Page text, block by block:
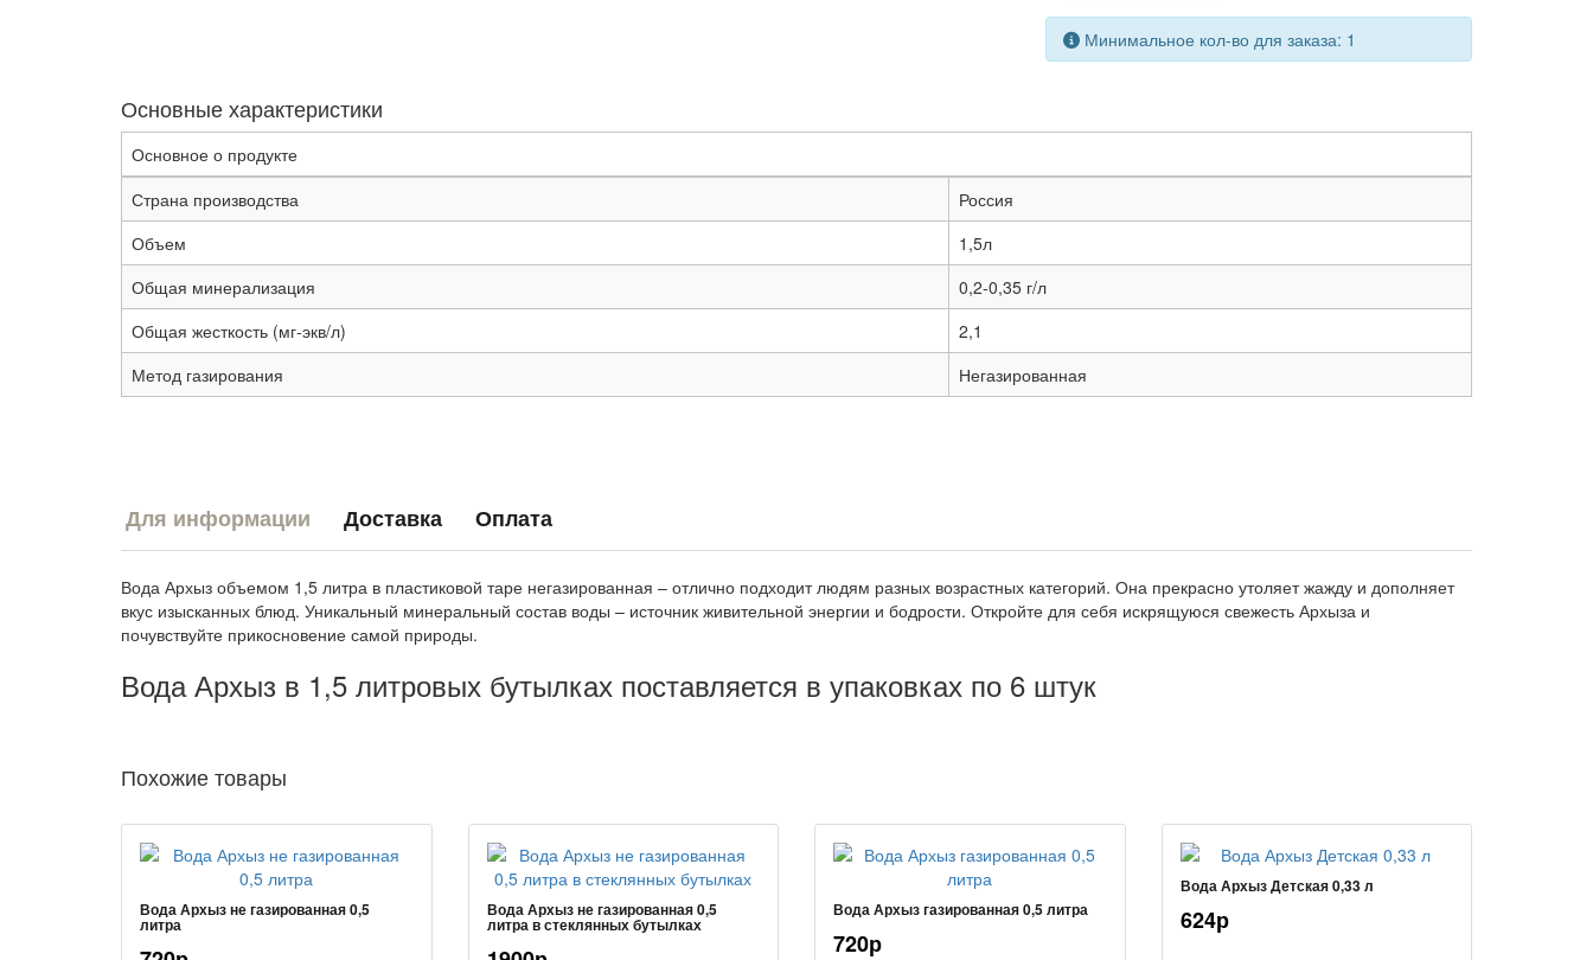
Минимальное кол-во для заказа: 1
Основные характеристики
Основное о продукте
Страна производства
Россия
Объем
1,5л
Общая минерализация
0,2-0,35 г/л
Общая жесткость (мг-экв/л)
2,1
Метод газирования
Негазированная
Для информации Доставка Оплата
Вода Архыз объемом 1,5 литра в пластиковой таре негазированная – отлично подходит людям разных возрастных категорий. Она прекрасно утоляет жажду и дополняет
вкус изысканных блюд. Уникальный минеральный состав воды – источник живительной энергии и бодрости. Откройте для себя искрящуюся свежесть Архыза и
почувствуйте прикосновение самой природы.
Вода Архыз в 1,5 литровых бутылках поставляется в упаковках по 6 штук
Похожие товары
Вода Архыз не газированная 0,5
литра
Вода Архыз не газированная 0,5
литра в стеклянных бутылках
Вода Архыз газированная 0,5 литра
720р
Вода Архыз Детская 0,33 л
624р